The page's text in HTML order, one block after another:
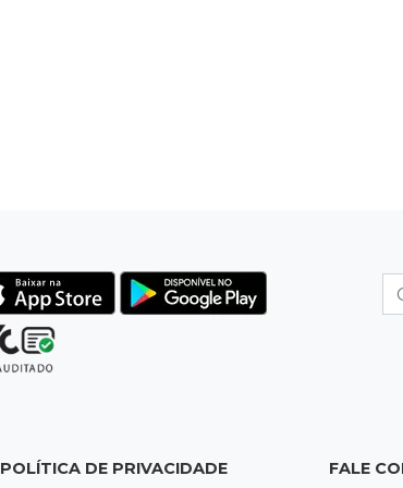
POLÍTICA DE PRIVACIDADE FALE